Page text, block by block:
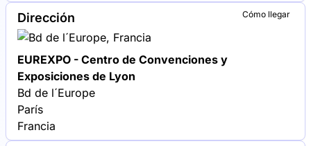
Paysalia 2025 cubre una superficie de exposición
de 50.000 metros cuadrados.
Cómo llegar
Dirección
EUREXPO - Centro de Convenciones y
Exposiciones de Lyon
Bd de l´Europe
París
Francia